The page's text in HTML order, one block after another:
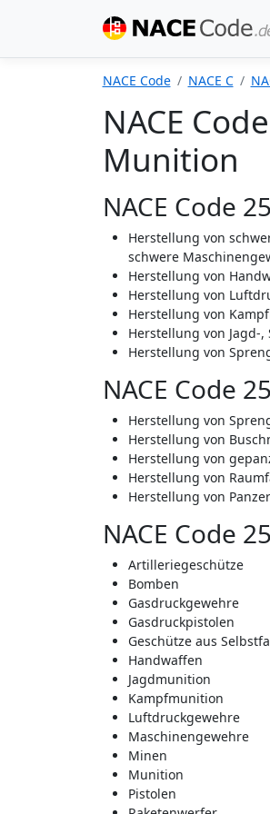
NACE Code NACE C
NACE
Munition
NACE Code
Herstellung von
schwere
Herstellung von
Herstellung von
Herstellung von
Herstellung von Jagd-
Herstellung von
NACE Code
Herstellung von
Herstellung von
Herstellung von
Herstellung von
Herstellung von
NACE Code
Artilleriegeschütze
Bomben
Gasdruckgewehre
Gasdruckpistolen
Geschütze aus
Handwaffen
Jagdmunition
Kampfmunition
Luftdruckgewehre
Maschinengewehre
Minen
Munition
Pistolen